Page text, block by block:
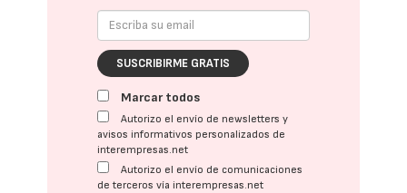
SUSCRIBIRME GRATIS
Marcar todos
Autorizo el envío de newsletters y
avisos informativos personalizados de
interempresas.net
Autorizo el envío de comunicaciones
de terceros vía interempresas.net